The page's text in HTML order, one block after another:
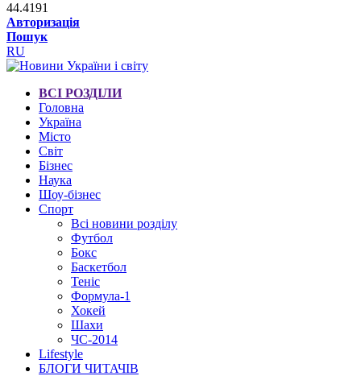
44.4191
Авторизація
Пошук
RU
ВСІ РОЗДІЛИ
Головна
Україна
Місто
Світ
Бізнес
Наука
Шоу-бізнес
Спорт
Всі новини розділу
Футбол
Бокс
Баскетбол
Теніс
Формула-1
Хокей
Шахи
ЧС-2014
Lifestyle
БЛОГИ ЧИТАЧІВ